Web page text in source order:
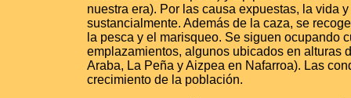
nuestra era). Por las causa expuestas, la vida
sustancialmente. Además de la caza, se
la pesca y el marisqueo. Se siguen ocupando
emplazamientos, algunos ubicados en alturas
Araba, La Peña y Aizpea en Nafarroa). Las
crecimiento de la población.